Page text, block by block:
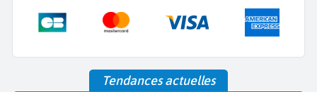
Tendances actuelles